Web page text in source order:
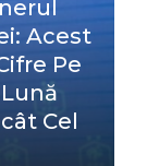
Acest
Pe
Cel